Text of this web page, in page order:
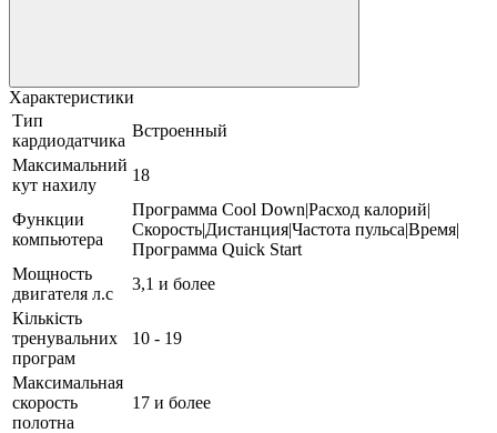
Характеристики
Тип
кардиодатчика
Встроенный
Максимальний
кут нахилу
18
Функции
компьютера
Программа Cool Down|Расход калорий|
Скорость|Дистанция|Частота пульса|Время|
Программа Quick Start
Мощность
двигателя л.с
3,1 и более
Кількість
тренувальних
програм
10 - 19
Максимальная
скорость
полотна
17 и более